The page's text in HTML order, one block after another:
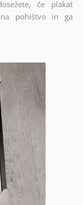
če plakat
pohištvo in ga